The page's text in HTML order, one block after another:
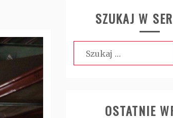
SZUKAJ W
Szukaj:
OSTATNIE